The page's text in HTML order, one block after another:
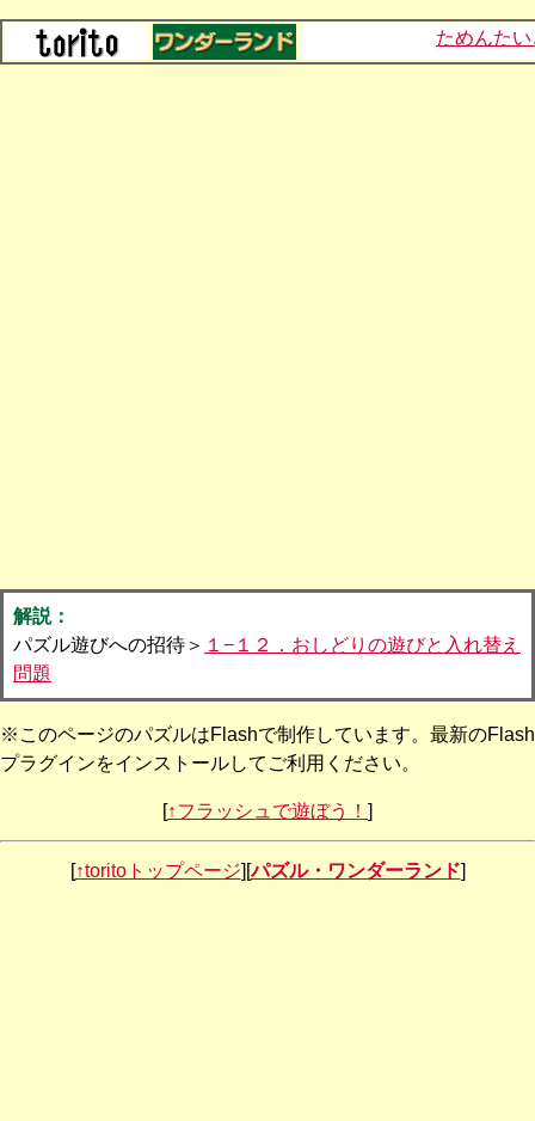
ためんた
解説：
パズル遊びへの招待＞ １−１２．おしどりの遊びと入れ替え
問題
※このページのパズルはFlashで制作しています。最新のFlash
プラグインをインストールしてご利用ください。
[↑フラッシュで遊ぼう！ ]
[↑toritoトップページ][パズル・ワンダーランド]